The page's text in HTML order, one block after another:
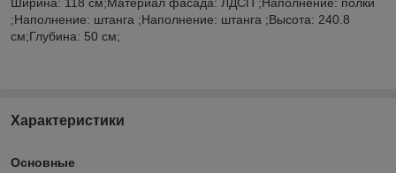
;Наполнение: штанга ;Наполнение: штанга ;Высота: 240.8
см;Глубина: 50 см;
Характеристики
Основные